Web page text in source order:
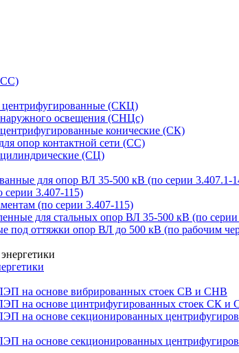
центрифугированные (СКЦ)
освещения (СНЦс)
конические (СК)
опор контактной сети (СС)
(СЦ)
для опор ВЛ 35-500 кВ (по серии 3.407.1-
3.407-115)
(по серии 3.407-115)
для стальных опор ВЛ 35-500 кВ (по
под оттяжки опор ВЛ до 500 кВ (по рабочим
на основе вибрированных стоек СВ и СНВ
на основе цинтрифугированных стоек СК и
на основе секционированных
на основе секционированных